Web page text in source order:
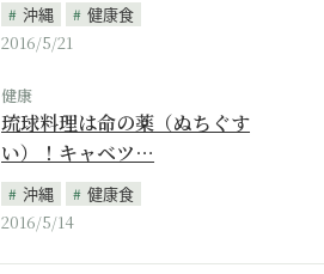
沖縄
健康食
2016/5/21
健康
琉球料理は命の薬（ぬちぐす
い）！キャベツ…
沖縄
健康食
2016/5/14